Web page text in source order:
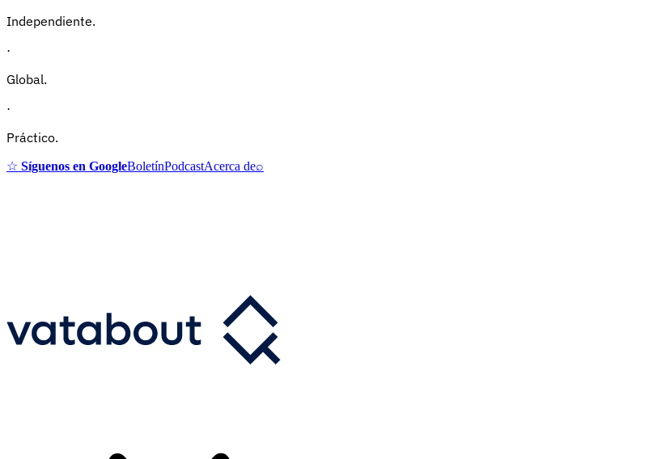
Independiente.
·
Global.
·
Práctico.
☆ Síguenos en GoogleBoletínPodcastAcerca de⌕